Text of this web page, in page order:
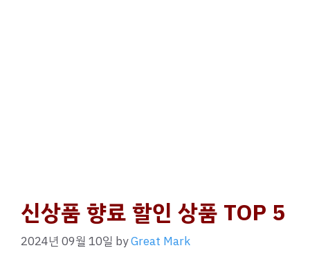
신상품 향료 할인 상품 TOP 5
2024년 09월 10일 byGreat Mark